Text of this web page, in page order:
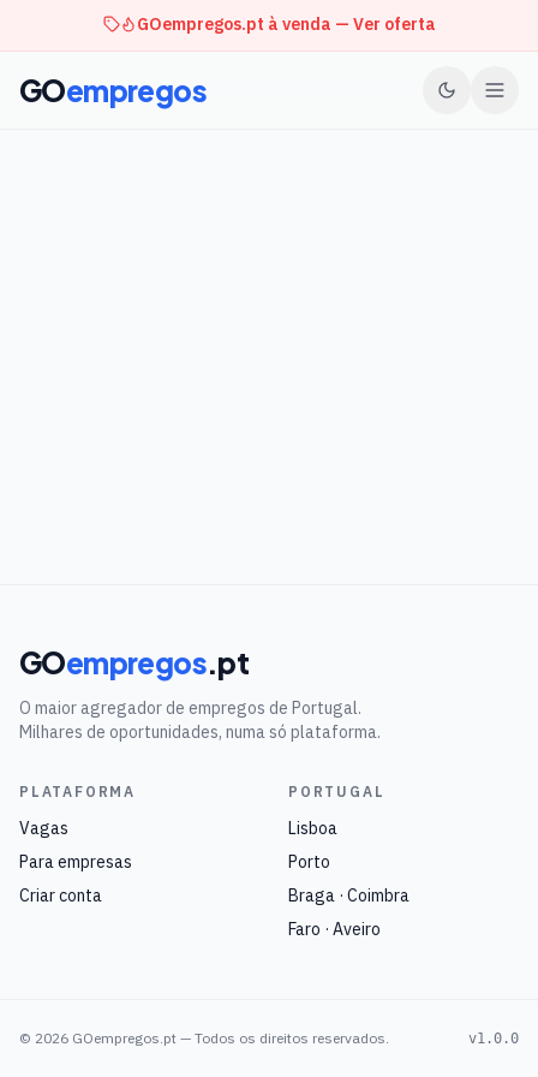
GOempregos.pt à venda — Ver oferta
GOempregos
GOempregos.pt
O maior agregador de empregos de Portugal.
Milhares de oportunidades, numa só plataforma.
PLATAFORMA
Vagas
Para empresas
Criar conta
PORTUGAL
Lisboa
Porto
Braga · Coimbra
Faro · Aveiro
© 2026 GOempregos.pt — Todos os direitos reservados. v1.0.0